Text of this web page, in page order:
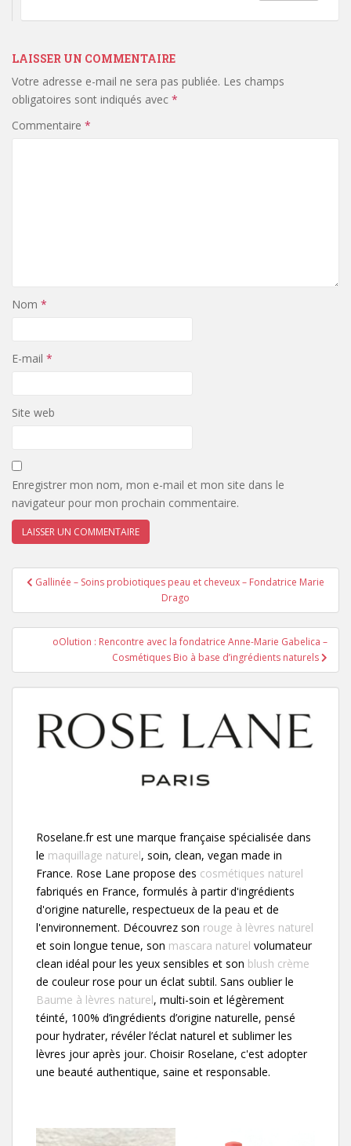
LAISSER UN COMMENTAIRE
Votre adresse e-mail ne sera pas publiée. Les champs
obligatoires sont indiqués avec *
Commentaire *
Nom *
E-mail *
Site web
Enregistrer mon nom, mon e-mail et mon site dans le
navigateur pour mon prochain commentaire.
Navigation
l’article
Gallinée – Soins probiotiques peau et cheveu‎x – Fondatrice Marie
Drago
oOlution : Rencontre avec la fondatrice Anne-Marie Gabelica –
Cosmétiques Bio à base d’ingrédients naturels
Roselane.fr est une marque française spécialisée dans
le maquillage naturel, soin, clean, vegan made in
France. Rose Lane propose des cosmétiques naturel
fabriqués en France, formulés à partir d'ingrédients
d'origine naturelle, respectueux de la peau et de
l'environnement. Découvrez son rouge à lèvres naturel
et soin longue tenue, son mascara naturel volumateur
clean idéal pour les yeux sensibles et son blush crème
de couleur rose pour un éclat subtil. Sans oublier le
Baume à lèvres naturel, multi-soin et légèrement
téinté, 100% d’ingrédients d’origine naturelle, pensé
pour hydrater, révéler l’éclat naturel et sublimer les
lèvres jour après jour. Choisir Roselane, c'est adopter
une beauté authentique, saine et responsable.